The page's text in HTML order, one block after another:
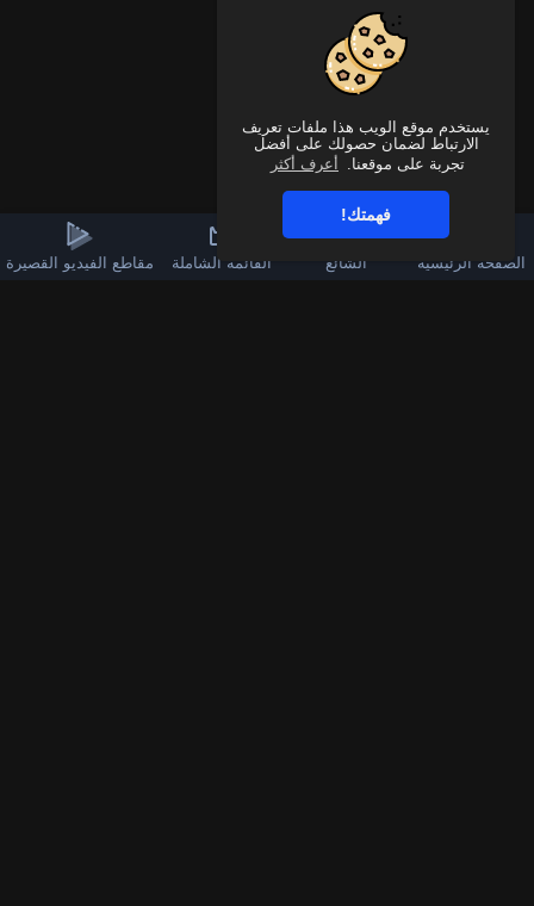
يستخدم موقع الويب هذا ملفات تعريف
الارتباط لضمان حصولك على أفضل
تجربة على موقعنا.
أعرف أكثر
فهمتك!
الصفحة الرئيسية الشائع القائمة الشاملة مقاطع الفيديو القصيرة